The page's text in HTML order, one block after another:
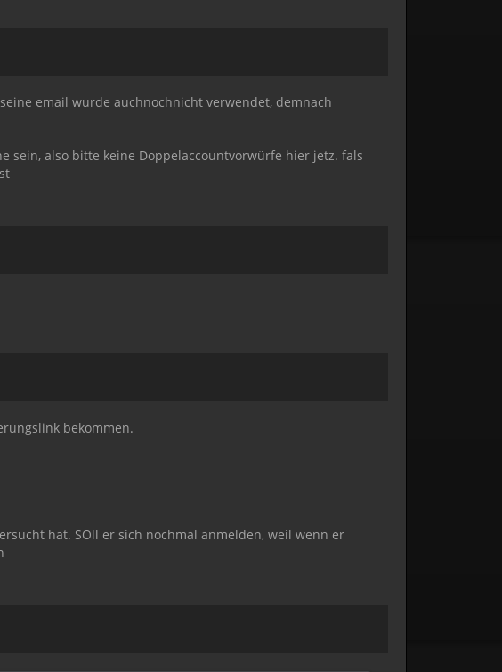
email wurde auchnochnicht verwendet, demnach
sein, also bitte keine Doppelaccountvorwürfe hier jetz. fals
bekommen.
hat. SOll er sich nochmal anmelden, weil wenn er